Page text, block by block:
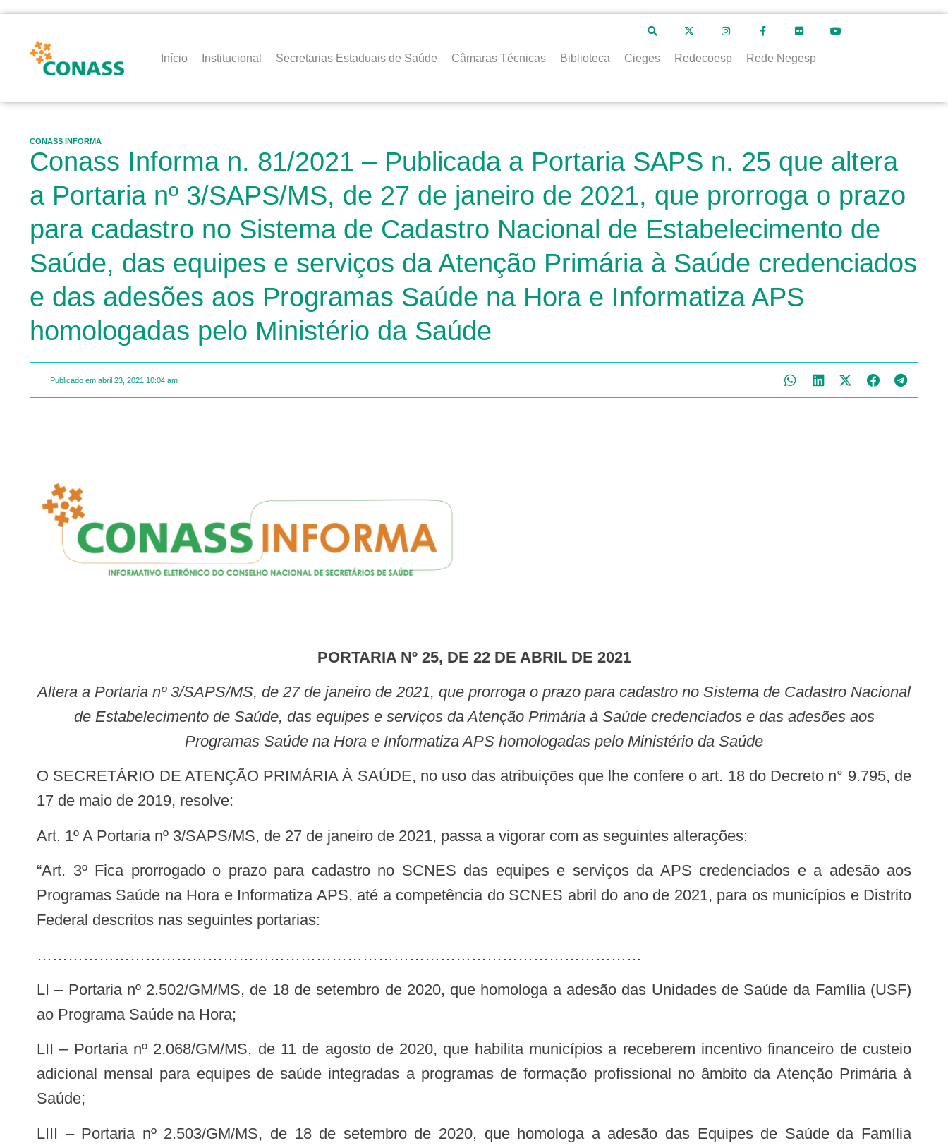
Início Institucional Secretarias Estaduais de Saúde Câmaras Técnicas Biblioteca Cieges Redecoesp Rede Negesp
CONASS INFORMA
Conass Informa n. 81/2021 – Publicada a Portaria SAPS n. 25 que altera
a Portaria nº 3/SAPS/MS, de 27 de janeiro de 2021, que prorroga o prazo
para cadastro no Sistema de Cadastro Nacional de Estabelecimento de
Saúde, das equipes e serviços da Atenção Primária à Saúde credenciados
e das adesões aos Programas Saúde na Hora e Informatiza APS
homologadas pelo Ministério da Saúde
Publicado em abril 23, 2021 10:04 am
PORTARIA Nº 25, DE 22 DE ABRIL DE 2021
Altera a Portaria nº 3/SAPS/MS, de 27 de janeiro de 2021, que prorroga o prazo para cadastro no Sistema de Cadastro Nacional
de Estabelecimento de Saúde, das equipes e serviços da Atenção Primária à Saúde credenciados e das adesões aos
Programas Saúde na Hora e Informatiza APS homologadas pelo Ministério da Saúde
O SECRETÁRIO DE ATENÇÃO PRIMÁRIA À SAÚDE, no uso das atribuições que lhe confere o art. 18 do Decreto n° 9.795, de
17 de maio de 2019, resolve:
Art. 1º A Portaria nº 3/SAPS/MS, de 27 de janeiro de 2021, passa a vigorar com as seguintes alterações:
“Art. 3º Fica prorrogado o prazo para cadastro no SCNES das equipes e serviços da APS credenciados e a adesão aos
Programas Saúde na Hora e Informatiza APS, até a competência do SCNES abril do ano de 2021, para os municípios e Distrito
Federal descritos nas seguintes portarias:
………………………………………………………………………………………………………
LI – Portaria nº 2.502/GM/MS, de 18 de setembro de 2020, que homologa a adesão das Unidades de Saúde da Família (USF)
ao Programa Saúde na Hora;
LII – Portaria nº 2.068/GM/MS, de 11 de agosto de 2020, que habilita municípios a receberem incentivo financeiro de custeio
adicional mensal para equipes de saúde integradas a programas de formação profissional no âmbito da Atenção Primária à
Saúde;
LIII – Portaria nº 2.503/GM/MS, de 18 de setembro de 2020, que homologa a adesão das Equipes de Saúde da Família